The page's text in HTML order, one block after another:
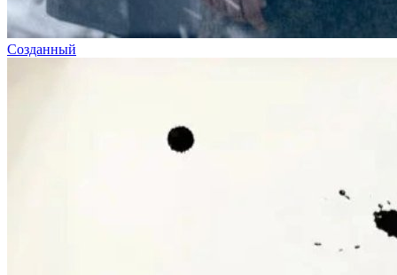
Созданный